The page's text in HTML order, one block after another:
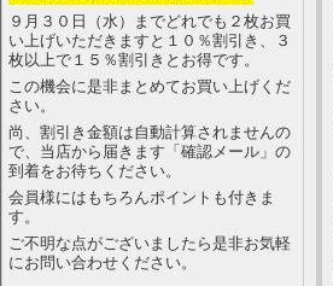
９月３０日（水）までどれでも２枚お買
い上げいただきますと１０％割引き、３
枚以上で１５％割引きとお得です。
この機会に是非まとめてお買い上げくだ
さい。
尚、割引き金額は自動計算されませんの
で、当店から届きます「確認メール」の
到着をお待ちください。
会員様にはもちろんポイントも付きま
す。
ご不明な点がございましたら是非お気軽
にお問い合わせください。